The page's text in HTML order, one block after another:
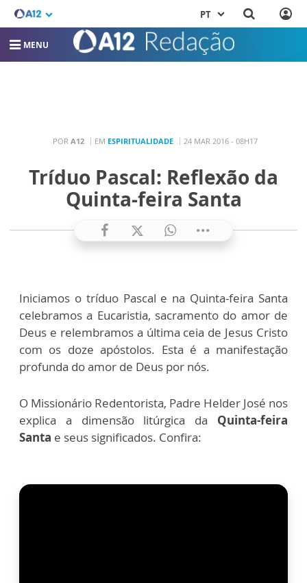
PT
MENU
POR A12 EM ESPIRITUALIDADE 24 MAR 2016 - 08H17
Tríduo Pascal: Reflexão da
Quinta-feira Santa
Iniciamos o tríduo Pascal e na Quinta-feira Santa
celebramos a Eucaristia, sacramento do amor de
Deus e relembramos a última ceia de Jesus Cristo
com os doze apóstolos. Esta é a manifestação
profunda do amor de Deus por nós.
O Missionário Redentorista, Padre Helder José nos
explica a dimensão litúrgica da
Quinta-feira
Santa e seus significados. Confira: